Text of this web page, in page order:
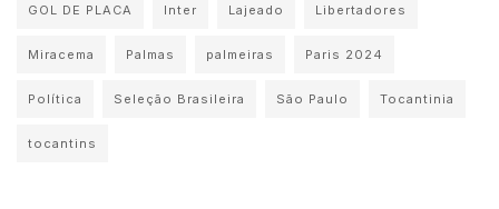
GOL DE PLACA Inter Lajeado Libertadores
Miracema Palmas palmeiras Paris 2024
Política Seleção Brasileira São Paulo Tocantinia
tocantins